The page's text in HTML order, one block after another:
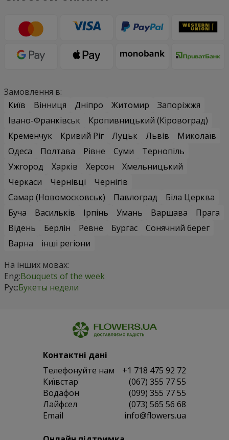
Замовлення в:
Київ
Вінниця Дніпро Житомир
Запоріжжя
Івано-Франківськ
Кропивницький (Кіровоград)
Кременчук
Кривий Ріг Луцьк Львів
Миколаїв
Одеса
Полтава Рівне Суми
Тернопіль
Ужгород
Харків Херсон
Хмельницький
Черкаси
Чернівці
Чернігів
Самар (Новомосковськ)
Павлоград
Біла Церква
Буча
Васильків Ірпінь Умань Варшава
Прага
Відень
Берлін Ревне Бургас
Сонячний берег
Варна
інші регіони
На інших мовах:
Eng:Bouquets of the week
Рус:Букеты недели
Контактні дані
Телефонуйте нам
+1 718 475 92 72
Київстар
(067) 355 77 55
Водафон
(099) 355 77 55
Лайфсел
(073) 565 56 68
Email
info@flowers.ua